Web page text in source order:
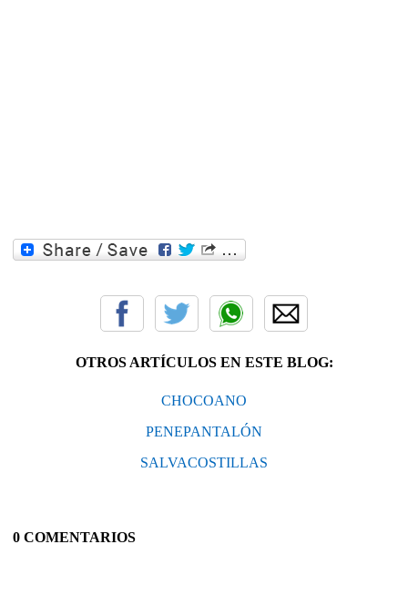
OTROS ARTÍCULOS EN ESTE BLOG:
CHOCOANO
PENEPANTALÓN
SALVACOSTILLAS
0 COMENTARIOS